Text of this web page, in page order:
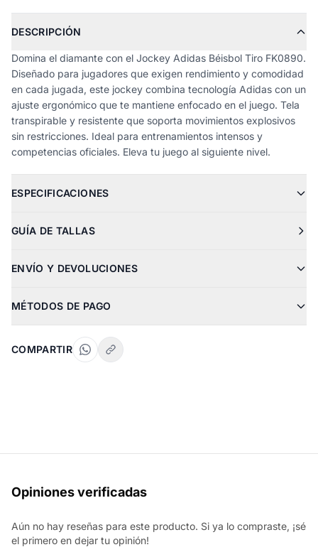
DESCRIPCIÓN
Domina el diamante con el Jockey Adidas Béisbol Tiro FK0890.
Diseñado para jugadores que exigen rendimiento y comodidad
en cada jugada, este jockey combina tecnología Adidas con un
ajuste ergonómico que te mantiene enfocado en el juego. Tela
transpirable y resistente que soporta movimientos explosivos
sin restricciones. Ideal para entrenamientos intensos y
competencias oficiales. Eleva tu juego al siguiente nivel.
ESPECIFICACIONES
GUÍA DE TALLAS
ENVÍO Y DEVOLUCIONES
MÉTODOS DE PAGO
COMPARTIR
Opiniones verificadas
Aún no hay reseñas para este producto. Si ya lo compraste, ¡sé
el primero en dejar tu opinión!